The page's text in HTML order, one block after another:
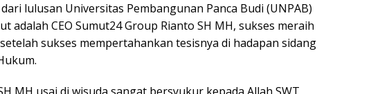
lulusan Universitas Pembangunan Panca Budi (UNPAB)
adalah CEO Sumut24 Group Rianto SH MH, sukses meraih
sukses mempertahankan tesisnya di hadapan sidang